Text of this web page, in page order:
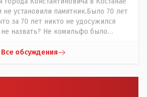
если выяснятся новые
не установили памятник.Было 70 лет
за 70 лет никто не удосужился
назвать? Не комильфо было
Ну и сейчас значит не
же историческое Кустанай
городишка
Все обсуждения